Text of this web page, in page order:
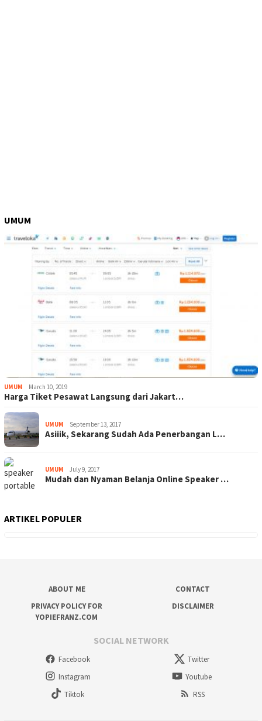
UMUM
UMUM March 10, 2019
Harga Tiket Pesawat Langsung dari Jakart…
UMUM September 13, 2017
Asiiik, Sekarang Sudah Ada Penerbangan L…
UMUM July 9, 2017
Mudah dan Nyaman Belanja Online Speaker …
ARTIKEL POPULER
ABOUT ME
CONTACT
PRIVACY POLICY FOR
YOPIEFRANZ.COM
DISCLAIMER
SOCIAL NETWORK
Facebook
Twitter
Instagram
Youtube
Tiktok
RSS